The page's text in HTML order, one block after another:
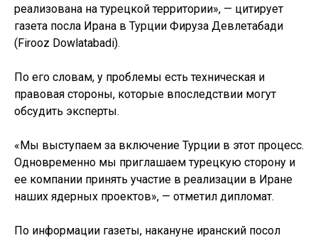
реализована на турецкой территории», — цитирует
газета посла Ирана в Турции Фируза Девлетабади
(Firooz Dowlatabadi).
По его словам, у проблемы есть техническая и
правовая стороны, которые впоследствии могут
обсудить эксперты.
«Мы выступаем за включение Турции в этот процесс.
Одновременно мы приглашаем турецкую сторону и
ее компании принять участие в реализации в Иране
наших ядерных проектов», — отметил дипломат.
По информации газеты, накануне иранский посол